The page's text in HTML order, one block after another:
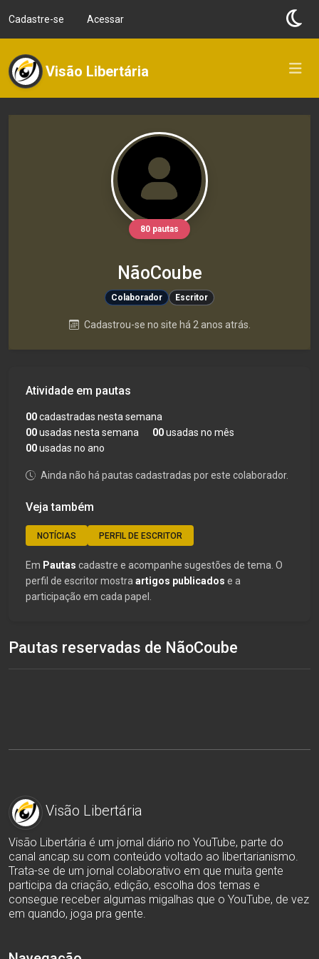
Cadastre-se Acessar
Visão Libertária
80 pautas
NãoCoube
Colaborador Escritor
Cadastrou-se no site há 2 anos atrás.
Atividade em pautas
00cadastradas nesta semana
00usadas nesta semana 00usadas no mês
00usadas no ano
Ainda não há pautas cadastradas por este colaborador.
Veja também
NOTÍCIAS PERFIL DE ESCRITOR
Em Pautas cadastre e acompanhe sugestões de tema. O
perfil de escritor mostra artigos publicados e a
participação em cada papel.
Pautas reservadas de NãoCoube
Visão Libertária
Visão Libertária é um jornal diário no YouTube, parte do
canal ancap.su com conteúdo voltado ao libertarianismo.
Trata-se de um jornal colaborativo em que muita gente
participa da criação, edição, escolha dos temas e
consegue receber algumas migalhas que o YouTube, de vez
em quando, joga pra gente.